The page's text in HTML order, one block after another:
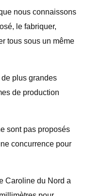
nous connaissons
le fabriquer,
tous sous un même
plus grandes
de production
sont pas proposés
concurrence pour
Caroline du Nord a